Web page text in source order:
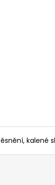
kalené
SAUNOVÁ